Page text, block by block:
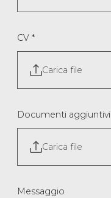
CV*
Carica file
Documenti aggiuntivi
Carica file
Messaggio